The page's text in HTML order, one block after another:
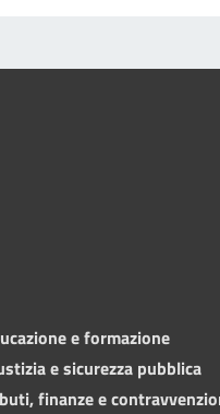
e formazione
e sicurezza pubblica
finanze e